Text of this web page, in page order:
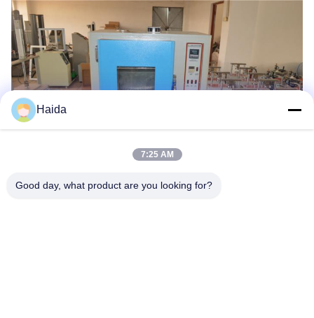
Haida
7:25 AM
Good day, what product are you looking for?